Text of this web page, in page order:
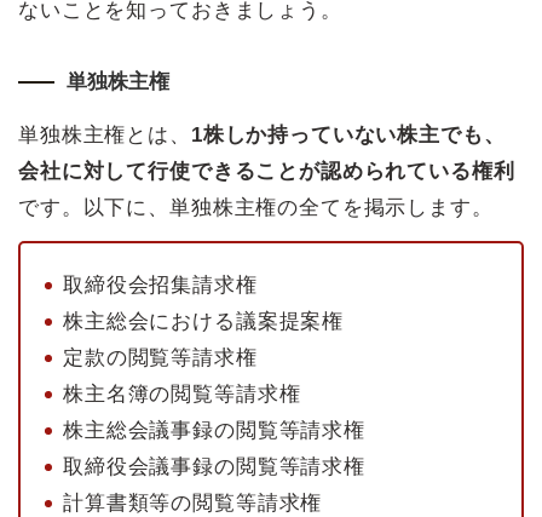
ないことを知っておきましょう。
単独株主権
単独株主権とは、 1株しか持っていない株主でも、
会社に対して行使できることが認められている権利
です。以下に、単独株主権の全てを掲示します。
取締役会招集請求権
株主総会における議案提案権
定款の閲覧等請求権
株主名簿の閲覧等請求権
株主総会議事録の閲覧等請求権
取締役会議事録の閲覧等請求権
計算書類等の閲覧等請求権